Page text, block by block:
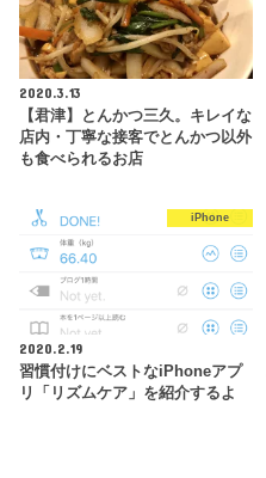
2020.3.13
【君津】とんかつ三久。キレイな
店内・丁寧な接客でとんかつ以外
も食べられるお店
iPhone
2020.2.19
習慣付けにベストなiPhoneアプ
リ「リズムケア」を紹介するよ